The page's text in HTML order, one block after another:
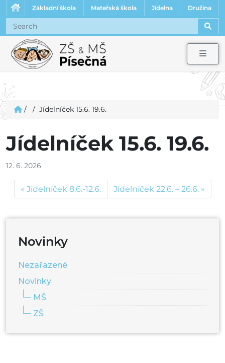
Základní škola Mateřská škola Jídelna Družina
/ / Jídelníček 15.6. 19.6.
Jídelníček 15.6. 19.6.
12. 6. 2026
Jídelníček 8.6.-12.6. Jídelníček 22.6. – 26.6.
Novinky
Nezařazené
Novinky
MŠ
ZŠ